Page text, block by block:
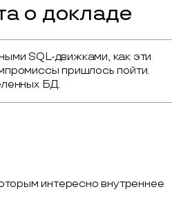
о докладе
SQL-движками, как эти
пришлось пойти.
БД.
интересно внутреннее